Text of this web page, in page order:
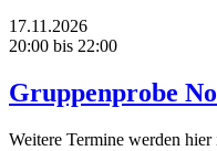
17.11.2026
20:00 bis 22:00
Gruppenprobe
Weitere Termine werden